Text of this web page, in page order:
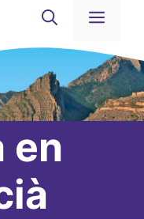
en